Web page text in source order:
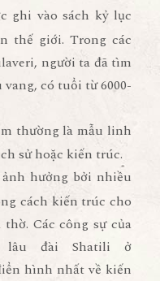
ghi vào sách kỷ lục
thế giới. Trong các
người ta đã tìm
có tuổi từ 6000-
thường là mẫu linh
sử hoặc kiến trúc.
hưởng bởi nhiều
cách kiến trúc cho
Các công sự của
lâu đài Shatili ở
hình nhất về kiến